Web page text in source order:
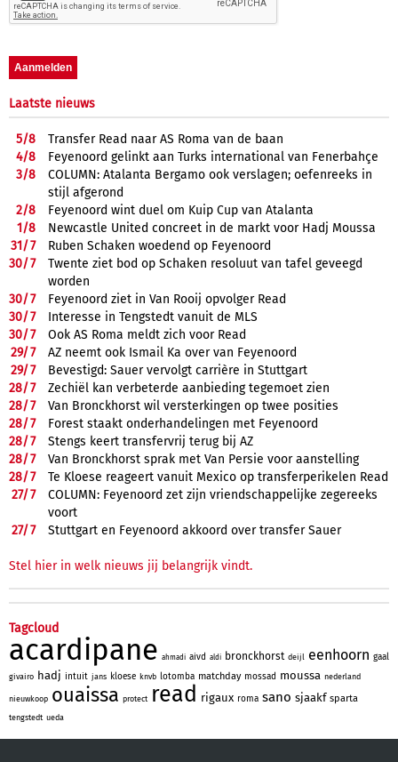
Laatste nieuws
5/8
Transfer Read naar AS Roma van de baan
4/8
Feyenoord gelinkt aan Turks international van Fenerbahçe
3/8
COLUMN: Atalanta Bergamo ook verslagen; oefenreeks in
stijl afgerond
2/8
Feyenoord wint duel om Kuip Cup van Atalanta
1/8
Newcastle United concreet in de markt voor Hadj Moussa
31/7
Ruben Schaken woedend op Feyenoord
30/7
Twente ziet bod op Schaken resoluut van tafel geveegd
worden
30/7
Feyenoord ziet in Van Rooij opvolger Read
30/7
Interesse in Tengstedt vanuit de MLS
30/7
Ook AS Roma meldt zich voor Read
29/7
AZ neemt ook Ismail Ka over van Feyenoord
29/7
Bevestigd: Sauer vervolgt carrière in Stuttgart
28/7
Zechiël kan verbeterde aanbieding tegemoet zien
28/7
Van Bronckhorst wil versterkingen op twee posities
28/7
Forest staakt onderhandelingen met Feyenoord
28/7
Stengs keert transfervrij terug bij AZ
28/7
Van Bronckhorst sprak met Van Persie voor aanstelling
28/7
Te Kloese reageert vanuit Mexico op transferperikelen Read
27/7
COLUMN: Feyenoord zet zijn vriendschappelijke zegereeks
voort
27/7 Stuttgart en Feyenoord akkoord over transfer Sauer
Stel hier in welk nieuws jij belangrijk vindt.
Tagcloud
acardipane ahmadi aivd aldi bronckhorst deijl eenhoorn gaal
givairo hadj intuit jans kloese knvb lotomba matchday mossad moussa nederland
nieuwkoop ouaissa protect read rigaux roma sano sjaakf sparta
tengstedt ueda